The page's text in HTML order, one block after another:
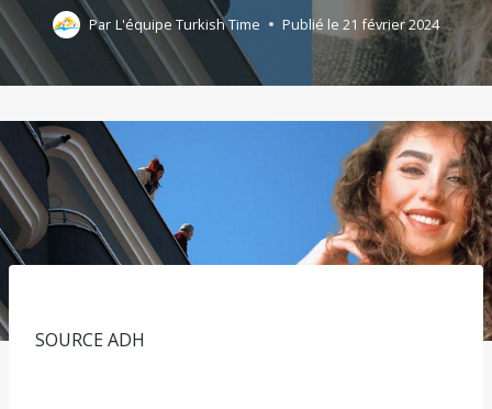
Par L'équipe Turkish Time Publié le 21 février 2024
SOURCEADH